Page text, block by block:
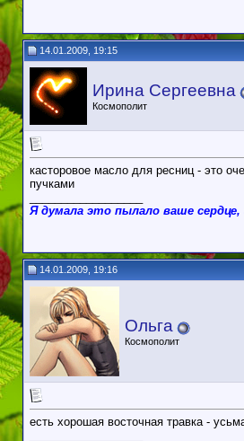
14.01.2009, 19:15
Ирина Сергеевна
Космополит
касторовое масло для ресниц - это
пучками
Я думала это пылало ваше
14.01.2009, 19:16
Ольга
Космополит
есть хорошая восточная травка -